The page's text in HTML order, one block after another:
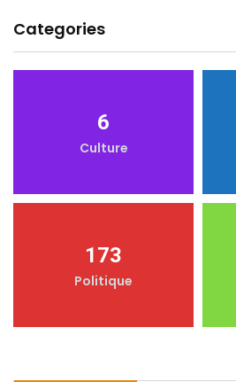
Categories
6
Culture
173
Politique